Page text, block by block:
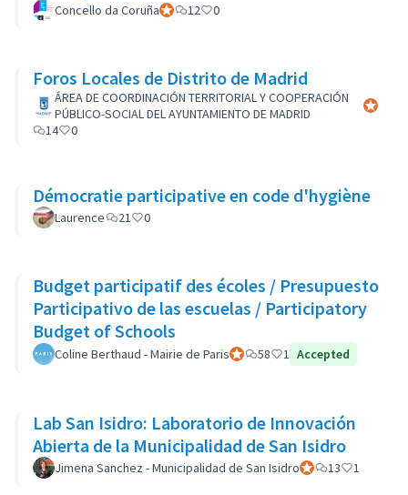
Concello da CoruñaParticipant officiel
12 0
Foros Locales de Distrito de Madrid
ÁREA DE COORDINACIÓN TERRITORIAL Y COOPERACIÓN
PÚBLICO-SOCIAL DEL AYUNTAMIENTO DE MADRID
14
0
Démocratie participative en code d'hygiène
Laurence 21 0
Budget participatif des écoles / Presupuesto
Participativo de las escuelas / Participatory
Budget of Schools
Coline Berthaud - Mairie de ParisParticipant officiel
58 1 Accepted
Lab San Isidro: Laboratorio de Innovación
Abierta de la Municipalidad de San Isidro
Jimena Sanchez - Municipalidad de San IsidroParticipant officiel
13 1